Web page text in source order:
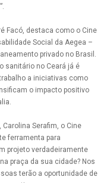
Facó, destaca como o Cine
Social da Aegea –
privado no Brasil.
sanitário no Ceará já é
a iniciativas como
o impacto positivo
Serafim, o Cine
ferramenta para
projeto verdadeiramente
praça da sua cidade? Nos
terão a oportunidade de